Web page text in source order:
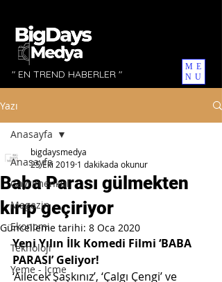
ME
NU
" EN TREND HABERLER "
Yazı
Anasayfa
Gayrimenkul
Magazin
Ekonomi
Teknoloji
Yeme - İçme
Anasayfa
Baba Parası gülmekten
kırıp geçiriyor
bigdaysmedya
25 Eki 2019 1 dakikada okunur
Güncelleme tarihi: 8 Oca 2020
Yeni Yılın İlk Komedi Filmi ‘BABA
PARASI’ Geliyor!
‘Ailecek Şaşkınız’, ‘Çalgı Çengi’ ve